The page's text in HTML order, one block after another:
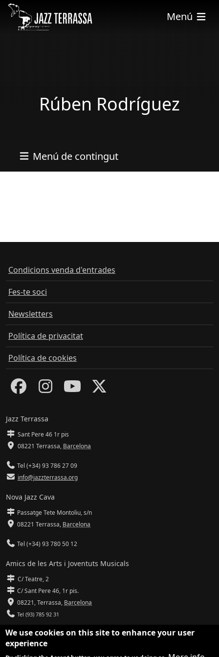
Skip to main content
Menú
Rúben Rodríguez
Menú de contingut
Condicions venda d'entrades
Fes-te soci
Newsletters
Política de privacitat
Política de cookies
Jazz Terrassa
Sant Pere 46 1r pis
08221 Terrassa, Barcelona
Tel (+34) 93 786 27 09
info@jazzterrassa.org
Nova Jazz Cava
Passatge Tete Montoliu, s/n
08221 Terrassa, Barcelona
Tel (+34) 93 780 50 12
Amics de les Arts i Joventuts Musicals
C/ Teatre, 2
C/ Sant Pere 46, 1r pis.
08221,Terrassa, Barcelona
Tel (93) 785 92 31
info@amicsdelesarts-jjmm.cat
www.amicsdelesarts-jjmm.cat
We use cookies on this site to enhance your user
experience